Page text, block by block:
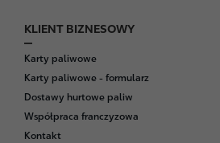
KLIENT BIZNESOWY
Karty paliwowe
Karty paliwowe - formularz
Dostawy hurtowe paliw
Współpraca franczyzowa
Kontakt